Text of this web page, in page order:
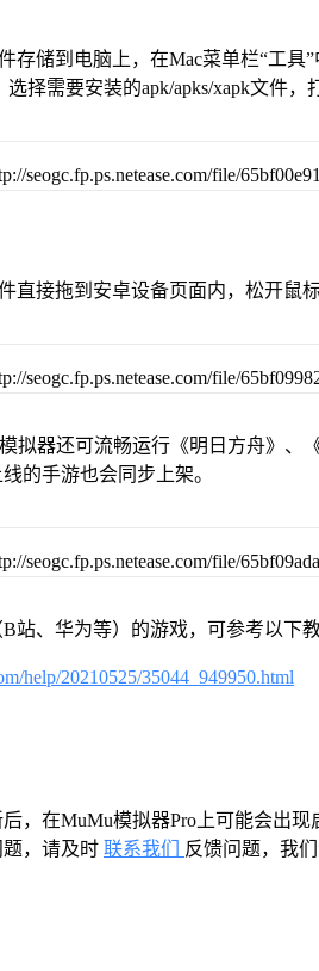
存储到电脑上，在Mac菜单栏“工
择需要安装的apk/apks/xapk文件，
直接拖到安卓设备页面内，松开鼠
拟器还可流畅运行《明日方舟》、
的手游也会同步上架。
站、华为等）的游戏，可参考以下教
help/20210525/35044_949950.html
，在MuMu模拟器Pro上可能会出现
，请及时 联系我们 反馈问题，我